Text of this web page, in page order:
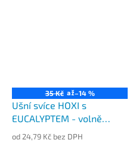
35 Kč až–14 %
Ušní svíce HOXI s
EUCALYPTEM - volně
balené
od 24,79 Kč bez DPH